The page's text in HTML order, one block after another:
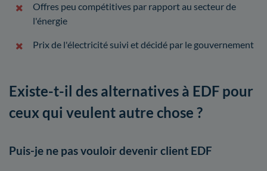
Offres peu compétitives par rapport au secteur de
l'énergie
Prix de l'électricité suivi et décidé par le gouvernement
Existe-t-il des alternatives à EDF pour
ceux qui veulent autre chose ?
Puis-je ne pas vouloir devenir client EDF